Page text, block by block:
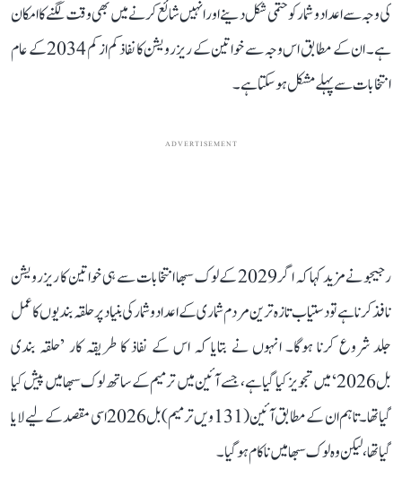
کی وجہ سے اعداد و شمار کو حتمی شکل دینے اور انہیں شائع کرنے میں بھی وقت لگنے کا امکان
ہے۔ ان کے مطابق اس وجہ سے خواتین کے ریزرویشن کا نفاذ کم از کم 2034 کے عام
انتخابات سے پہلے مشکل ہو سکتا ہے۔
ADVERTISEMENT
رجیجو نے مزید کہا کہ اگر 2029 کے لوک سبھا انتخابات سے ہی خواتین کا ریزرویشن
نافذ کرنا ہے تو دستیاب تازہ ترین مردم شماری کے اعداد و شمار کی بنیاد پر حلقہ بندیوں کا عمل
جلد شروع کرنا ہوگا۔ انہوں نے بتایا کہ اس کے نفاذ کا طریقہ کار ’حلقہ بندی
بل 2026‘ میں تجویز کیا گیا ہے، جسے آئین میں ترمیم کے ساتھ لوک سبھا میں پیش کیا
گیا تھا۔ تاہم ان کے مطابق آئین (131ویں ترمیم) بل 2026 اسی مقصد کے لیے لایا
گیا تھا، لیکن وہ لوک سبھا میں ناکام ہو گیا۔